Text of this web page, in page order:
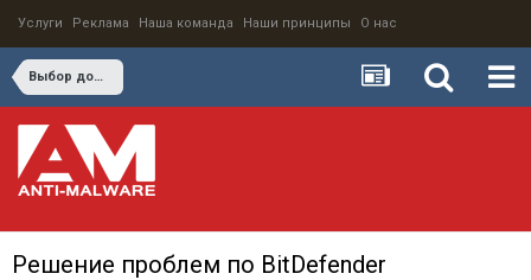
Услуги Реклама Наша команда Наши принципы О нас
Выбор домашних средств защиты
Решение проблем по BitDefender